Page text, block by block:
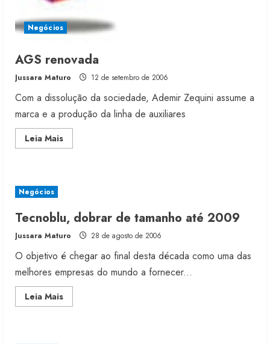
Negócios
AGS renovada
Jussara Maturo 12 de setembro de 2006
Com a dissolução da sociedade, Ademir Zequini assume a
marca e a produção da linha de auxiliares
Leia MaisRead
more
Negócios
Tecnoblu, dobrar de tamanho até 2009
Jussara Maturo 28 de agosto de 2006
O objetivo é chegar ao final desta década como uma das
melhores empresas do mundo a fornecer...
Leia MaisRead
more